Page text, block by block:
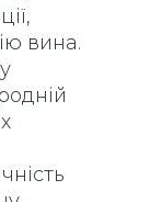
вина.